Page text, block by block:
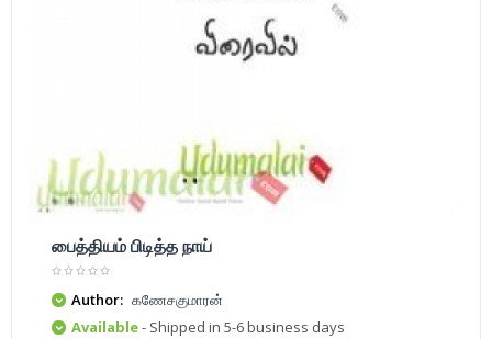
பைத்தியம் பிடித்த நாய்
Author: கணேசகுமாரன்
Available- Shipped in 5-6 business days